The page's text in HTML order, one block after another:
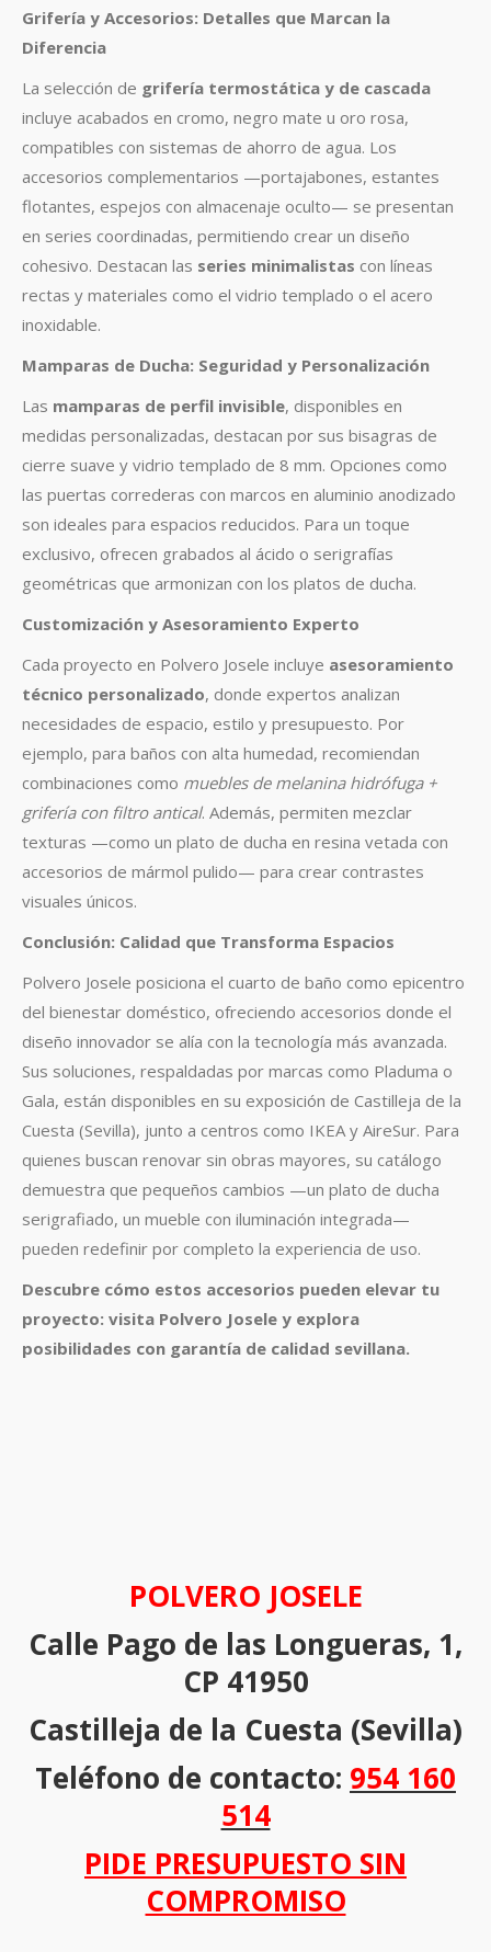
Grifería y Accesorios: Detalles que Marcan la
Diferencia
La selección de grifería termostática y de cascada
incluye acabados en cromo, negro mate u oro rosa,
compatibles con sistemas de ahorro de agua. Los
accesorios complementarios —portajabones, estantes
flotantes, espejos con almacenaje oculto— se presentan
en series coordinadas, permitiendo crear un diseño
cohesivo. Destacan las series minimalistas con líneas
rectas y materiales como el vidrio templado o el acero
inoxidable.
Mamparas de Ducha: Seguridad y Personalización
Las mamparas de perfil invisible, disponibles en
medidas personalizadas, destacan por sus bisagras de
cierre suave y vidrio templado de 8 mm. Opciones como
las puertas correderas con marcos en aluminio anodizado
son ideales para espacios reducidos. Para un toque
exclusivo, ofrecen grabados al ácido o serigrafías
geométricas que armonizan con los platos de ducha.
Customización y Asesoramiento Experto
Cada proyecto en Polvero Josele incluye asesoramiento
técnico personalizado, donde expertos analizan
necesidades de espacio, estilo y presupuesto. Por
ejemplo, para baños con alta humedad, recomiendan
combinaciones como muebles de melanina hidrófuga +
grifería con filtro antical. Además, permiten mezclar
texturas —como un plato de ducha en resina vetada con
accesorios de mármol pulido— para crear contrastes
visuales únicos.
Conclusión: Calidad que Transforma Espacios
Polvero Josele posiciona el cuarto de baño como epicentro
del bienestar doméstico, ofreciendo accesorios donde el
diseño innovador se alía con la tecnología más avanzada.
Sus soluciones, respaldadas por marcas como Pladuma o
Gala, están disponibles en su exposición de Castilleja de la
Cuesta (Sevilla), junto a centros como IKEA y AireSur. Para
quienes buscan renovar sin obras mayores, su catálogo
demuestra que pequeños cambios —un plato de ducha
serigrafiado, un mueble con iluminación integrada—
pueden redefinir por completo la experiencia de uso.
Descubre cómo estos accesorios pueden elevar tu
proyecto: visita Polvero Josele y explora
posibilidades con garantía de calidad sevillana.
POLVERO JOSELE
Calle Pago de las Longueras, 1,
CP 41950
Castilleja de la Cuesta (Sevilla)
Teléfono de contacto: 954 160
514
PIDE PRESUPUESTO SIN
COMPROMISO